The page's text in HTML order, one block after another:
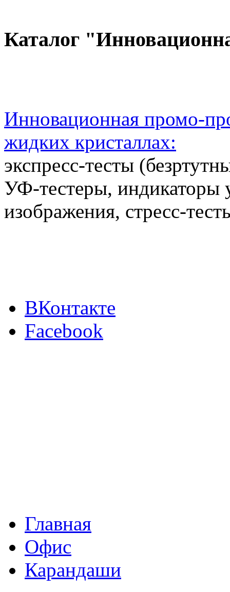
Каталог
Инновационная промо-
жидких кристаллах:
экспресс-тесты
УФ-тестеры, индикаторы
изображения, стресс-
ВКонтакте
Facebook
Главная
Офис
Карандаши